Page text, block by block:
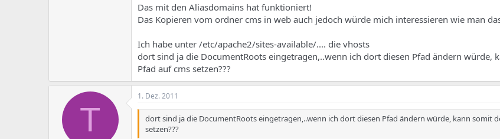
Das mit den Aliasdomains hat funktioniert!
Das Kopieren vom ordner cms in web auch jedoch würde mich interessieren wie man
Ich habe unter /etc/apache2/sites-available/.... die vhosts
dort sind ja die DocumentRoots eingetragen,..wenn ich dort diesen Pfad ändern würde,
Pfad auf cms setzen???
T
1. Dez. 2011
dort sind ja die DocumentRoots eingetragen,..wenn ich dort diesen Pfad ändern würde, kann somit
setzen???